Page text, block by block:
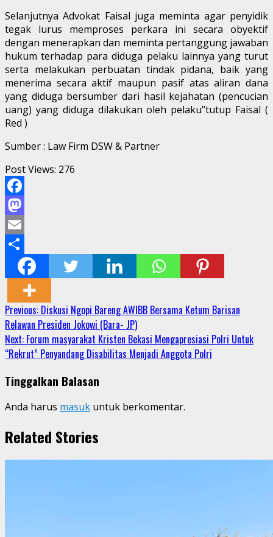
Selanjutnya Advokat Faisal juga meminta agar penyidik
tegak lurus memproses perkara ini secara obyektif
dengan menerapkan dan meminta pertanggung jawaban
hukum terhadap para diduga pelaku lainnya yang turut
serta melakukan perbuatan tindak pidana, baik yang
menerima secara aktif maupun pasif atas aliran dana
yang diduga bersumber dari hasil kejahatan (pencucian
uang) yang diduga dilakukan oleh pelaku”tutup Faisal (
Red )
Sumber : Law Firm DSW & Partner
Post Views: 276
Facebook
Mastodon
Email
Share
Continue
Reading
Previous: Diskusi Ngopi Bareng AWIBB Bersama Ketum Barisan
Relawan Presiden Jokowi (Bara- JP)
Next: Forum masyarakat Kristen Bekasi Mengapresiasi Polri Untuk
“Rekrut” Penyandang Disabilitas Menjadi Anggota Polri
Tinggalkan Balasan
Anda harus masuk untuk berkomentar.
Related Stories